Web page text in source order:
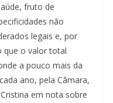
fruto de
não
legais e, por
que o valor total
a pouco mais da
ano, pela Câmara,
em nota sobre